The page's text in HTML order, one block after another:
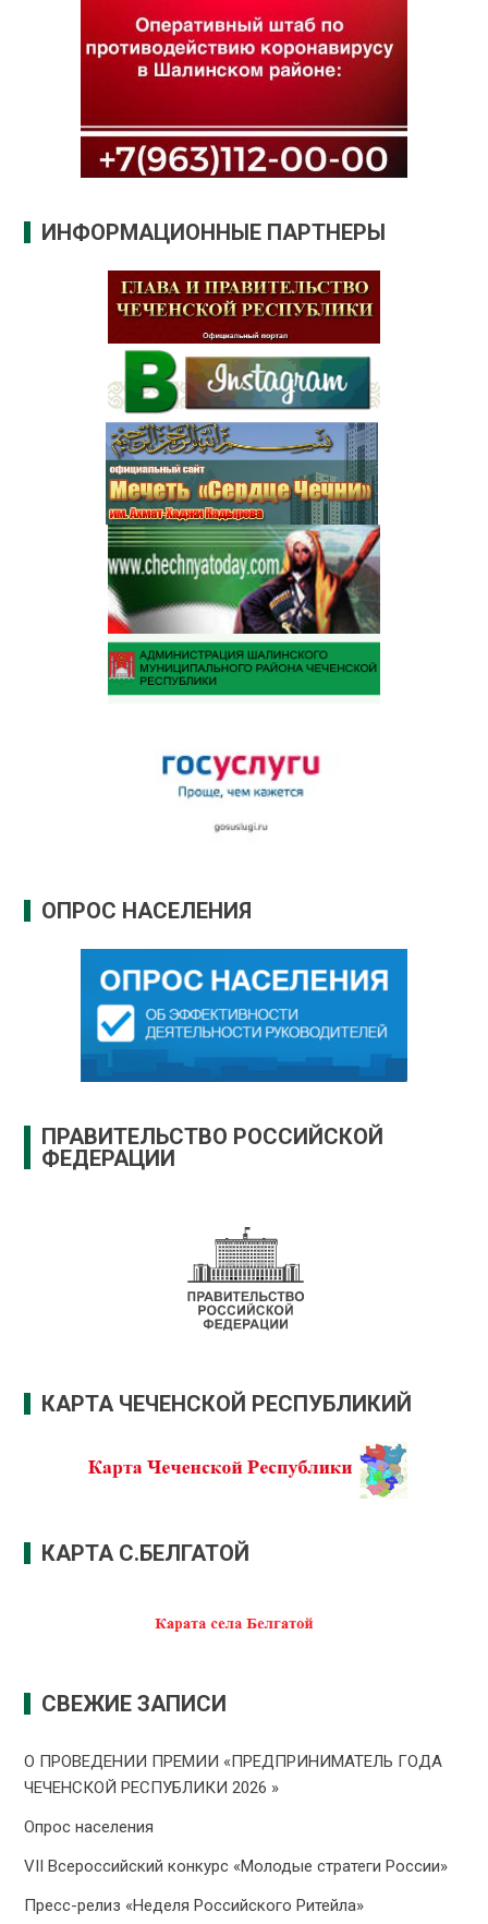
ИНФОРМАЦИОННЫЕ ПАРТНЕРЫ
ОПРОС НАСЕЛЕНИЯ
ПРАВИТЕЛЬСТВО РОССИЙСКОЙ
ФЕДЕРАЦИИ
КАРТА ЧЕЧЕНСКОЙ РЕСПУБЛИКИЙ
КАРТА С.БЕЛГАТОЙ
СВЕЖИЕ ЗАПИСИ
О ПРОВЕДЕНИИ ПРЕMИИ «ПРЕДПРИНИМАТЕЛЬ ГОДА
ЧЕЧЕНСКОЙ РЕСПУБЛИКИ 2026 »
Опрос населения
VII Всероссийский конкурс «Молодые стратеги России»
Пресс-релиз «Неделя Российского Ритейла»